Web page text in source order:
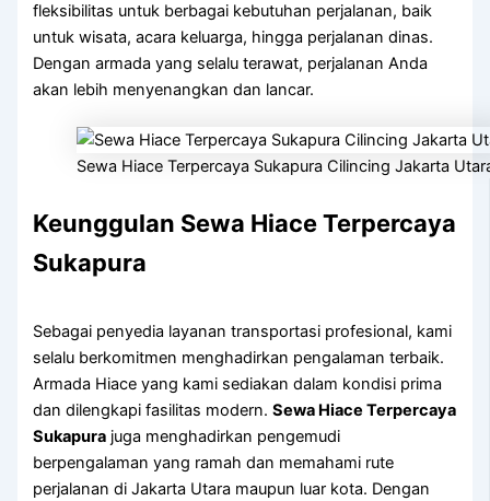
fleksibilitas untuk berbagai kebutuhan perjalanan, baik
untuk wisata, acara keluarga, hingga perjalanan dinas.
Dengan armada yang selalu terawat, perjalanan Anda
akan lebih menyenangkan dan lancar.
Sewa Hiace Terpercaya Sukapura Cilincing Jakarta
Keunggulan Sewa Hiace Terpercaya
Sukapura
Sebagai penyedia layanan transportasi profesional, kami
selalu berkomitmen menghadirkan pengalaman terbaik.
Armada Hiace yang kami sediakan dalam kondisi prima
dan dilengkapi fasilitas modern.Sewa Hiace Terpercaya
Sukapura juga menghadirkan pengemudi
berpengalaman yang ramah dan memahami rute
perjalanan di Jakarta Utara maupun luar kota. Dengan